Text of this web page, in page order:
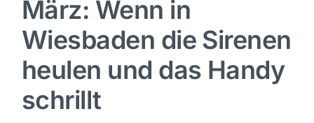
Wirtschaft
Sport
März: Wenn in
Wiesbaden die Sirenen
heulen und das Handy
schrillt